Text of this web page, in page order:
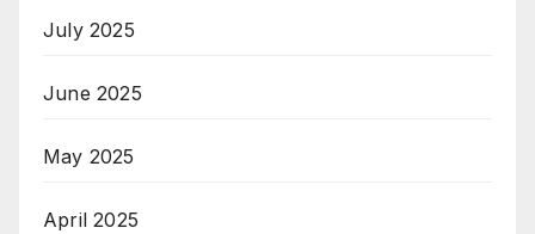
July 2025
June 2025
May 2025
April 2025